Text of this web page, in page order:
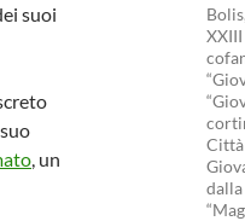
suoi
, un
Città